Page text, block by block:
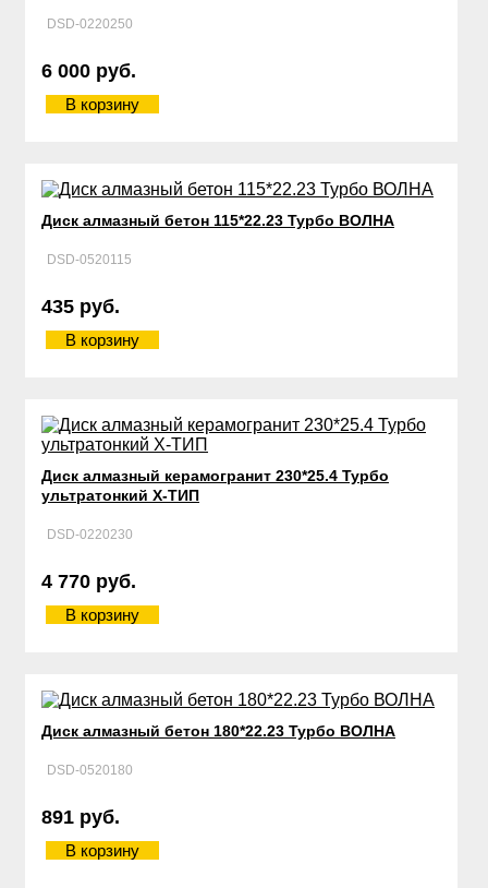
DSD-0220250
6 000 руб.
В корзину
Диск алмазный бетон 115*22.23 Турбо ВОЛНА
DSD-0520115
435 руб.
В корзину
Диск алмазный керамогранит 230*25.4 Турбо
ультратонкий Х-ТИП
DSD-0220230
4 770 руб.
В корзину
Диск алмазный бетон 180*22.23 Турбо ВОЛНА
DSD-0520180
891 руб.
В корзину